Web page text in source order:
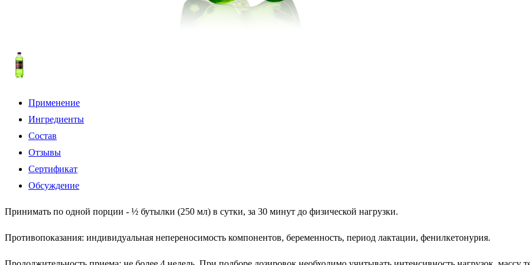
Применение
Ингредиенты
Состав
Отзывы
Сертификат
Обсуждение
Принимать по одной порции - ½ бутылки (250 мл) в сутки, за 30 минут до физической нагрузки.
Противопоказания: индивидуальная непереносимость компонентов, беременность, период лактации, фенилкетонурия.